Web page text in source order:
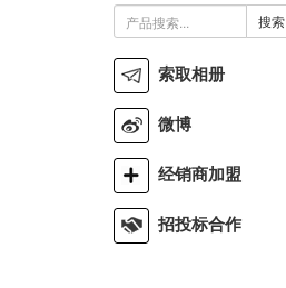
搜索
索取相册
微博
经销商加盟
招投标合作